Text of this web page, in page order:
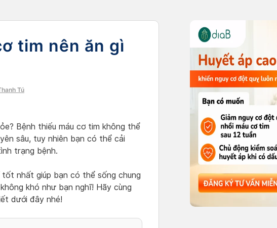
tim nên ăn gì
Tú
Bệnh thiếu máu cơ tim không thể
sâu, tuy nhiên bạn có thể cải
trạng bệnh.
nhất giúp bạn có thể sống chung
khó như bạn nghĩ! Hãy cùng
dưới đây nhé!